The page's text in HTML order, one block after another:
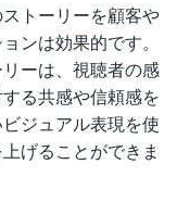
トーリーを顧客や
ンは効果的です。
ーは、視聴者の感
る共感や信頼感を
ジュアル表現を使
げることができま